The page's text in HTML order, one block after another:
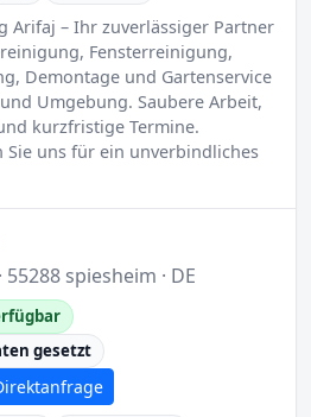
Arifaj – Ihr zuverlässiger Partner
Fensterreinigung,
Demontage und Gartenservice
Umgebung. Saubere Arbeit,
kurzfristige Termine.
Sie uns für ein unverbindliches
spiesheim · DE
gesetzt